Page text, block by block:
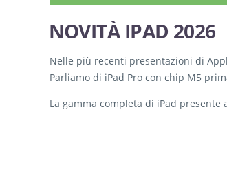
NOVITÀ IPAD 2026
Nelle più recenti presentazioni di
Parliamo di iPad Pro con chip M5
La gamma completa di iPad